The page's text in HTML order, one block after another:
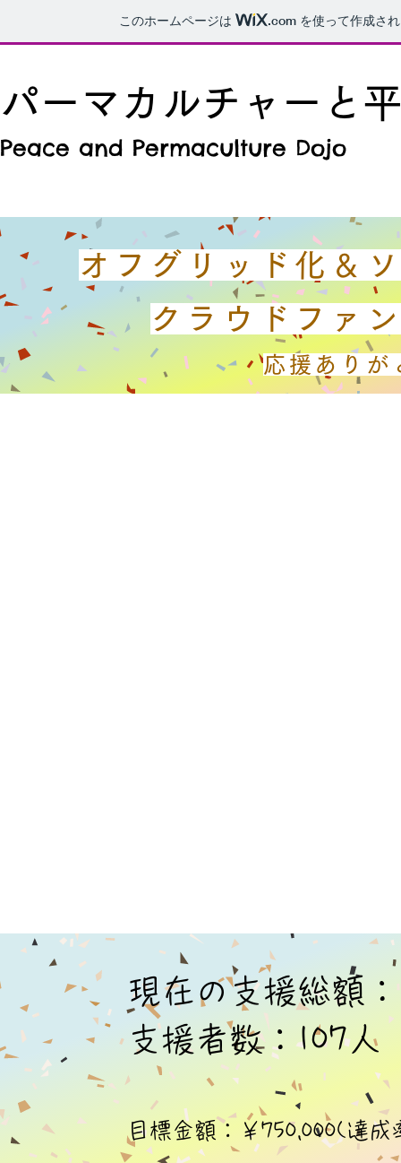
このホームページは .com を使って作成さ
パーマカルチャーと
Peace and Permaculture Dojo
オフグリッド化＆
クラウドファ
応援ありが
現在の支援総額
支援者数：107人
目標金額：￥750,000(達成